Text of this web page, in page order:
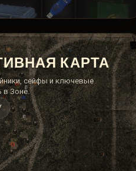
КАРТА
сейфы и ключевые
в Зоне.